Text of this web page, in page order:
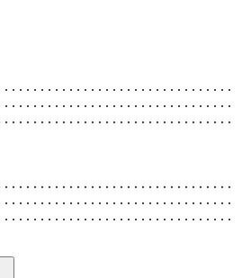
. . . . . . . . . . . . . . . . . . . . . . . . . . . . . . .
. . . . . . . . . . . . . . . . . . . . . . . . . . . . . . .
. . . . . . . . . . . . . . . . . . . . . . . . . . . . . . .
. . . . . . . . . . . . . . . . . . . . . . . . . . . . . . .
. . . . . . . . . . . . . . . . . . . . . . . . . . . . . . .
. . . . . . . . . . . . . . . . . . . . . . . . . . . . . . .